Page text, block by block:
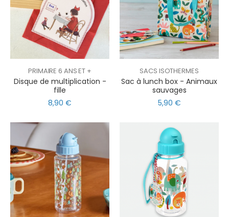
PRIMAIRE 6 ANS ET +
Disque de multiplication -
fille
8,90 €
SACS ISOTHERMES
Sac à lunch box - Animaux
sauvages
5,90 €